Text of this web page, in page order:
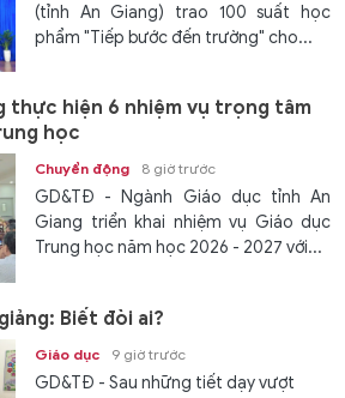
(tỉnh An Giang) trao 100 suất học
phẩm "Tiếp bước đến trường" cho...
thực hiện 6 nhiệm vụ trọng tâm
học
Chuyển động 8 giờ trước
GD&TĐ - Ngành Giáo dục tỉnh An
Giang triển khai nhiệm vụ Giáo dục
Trung học năm học 2026 - 2027 với...
Biết đòi ai?
Giáo dục 9 giờ trước
GD&TĐ - Sau những tiết dạy vượt